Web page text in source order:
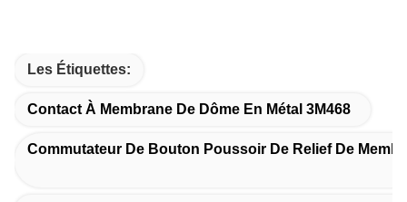
Les Étiquettes:
Contact À Membrane De Dôme En Métal 3M468
Commutateur De Bouton Poussoir De Relief De